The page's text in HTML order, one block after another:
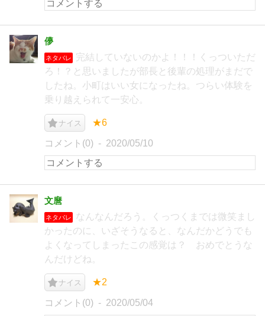
儚
ネタバレ
完結していないのかよ！！！くっついただ
ろ！？と思いましたが部長と後輩の処理がまだで
したね。小町はいい女になったね。つらい体験を
乗り越えられて一安心。
ナイス ★6
コメント(0) 2020/05/10
文麿
ネタバレ
なんなんだろう。くっつくまでは微笑まし
かったのに、いざそうなると、なんだかどうでも
よくなってしまったこの感覚は？ おめでとうな
んだけどね。
ナイス ★2
コメント(0) 2020/05/04